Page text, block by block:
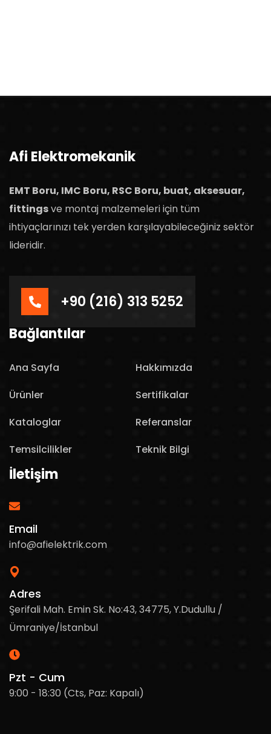
Afi Elektromekanik
EMT Boru, IMC Boru, RSC Boru, buat, aksesuar,
fittingsve montaj malzemeleri için tüm
ihtiyaçlarınızı tek yerden karşılayabileceğiniz sektör
lideridir.
+90 (216) 313 5252
Bağlantılar
Ana Sayfa
Hakkımızda
Ürünler
Sertifikalar
Kataloglar
Referanslar
Temsilcilikler
Teknik Bilgi
İletişim
Email
info@afielektrik.com
Adres
Şerifali Mah. Emin Sk. No:43, 34775, Y.Dudullu /
Ümraniye/İstanbul
Pzt - Cum
9:00 - 18:30 (Cts, Paz: Kapalı)